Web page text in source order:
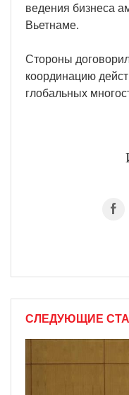
ведения бизнеса
Вьетнаме.
Стороны
координацию
глобальных
СЛЕДУЮЩИЕ